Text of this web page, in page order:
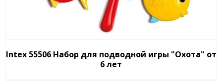
Intex 55506 Набор для подводной игры "Охота" от
6 лет